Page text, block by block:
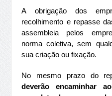
A obrigação dos
recolhimento e repasse
assembleia pelos
norma coletiva, sem
sua criação ou fixação.
No mesmo prazo do
deverão encaminhar